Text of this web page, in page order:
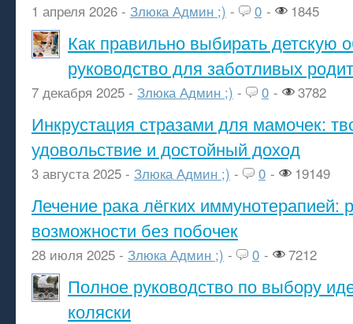
1 апреля 2026 - Злюка Админ ;) - 0 - 1845
Как правильно выбирать детскую
руководство для заботливых
7 декабря 2025 - Злюка Админ ;) - 0 - 3782
Инкрустация стразами для мамочек:
удовольствие и достойный доход
3 августа 2025 - Злюка Админ ;) - 0 - 19149
Лечение рака лёгких иммунотерапией:
возможности без побочек
28 июля 2025 - Злюка Админ ;) - 0 - 7212
Полное руководство по выбору
коляски